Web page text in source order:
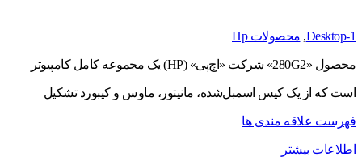
Desktop-1
, محصولات Hp
محصول «280G2» شرکت «اچ‌پی» (HP) یک مجموعه کامل کامپیوتر
است که از یک کیس اسمبل‌شده، مانیتور، ماوس و کیبورد تشکیل
فهرست علاقه مندی ها
اطلاعات بیشتر